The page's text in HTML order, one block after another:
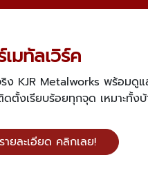
เมทัลเวิร์ค
KJR Metalworks พร้อม
เรียบร้อยทุกจุด เหมาะทั้งบ้
ยละเอียด คลิกเลย!